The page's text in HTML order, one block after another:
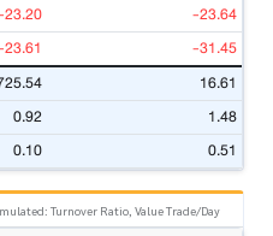
-23.64
-31.45
16.61
0.92 1.48
0.10 0.51
Turnover Ratio, Value Trade/Day